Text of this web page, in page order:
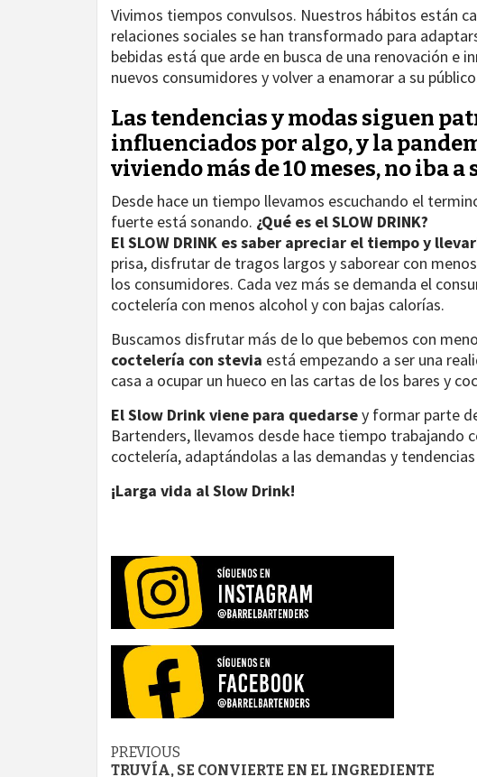
Vivimos tiempos convulsos. Nuestros hábitos están
relaciones sociales se han transformado para
bebidas está que arde en busca de una renovación e
nuevos consumidores y volver a enamorar a su
Las tendencias y modas siguen
influenciados por algo, y la
viviendo más de 10 meses, no iba a
Desde hace un tiempo llevamos escuchando el
fuerte está sonando. ¿Qué es el SLOW DRINK?
El SLOW DRINK es saber apreciar el tiempo y
prisa, disfrutar de tragos largos y saborear con
los consumidores. Cada vez más se demanda el
coctelería con menos alcohol y con bajas calorías.
Buscamos disfrutar más de lo que bebemos con
coctelería con stevia está empezando a ser una
casa a ocupar un hueco en las cartas de los bares y
El Slow Drink viene para quedarsey formar parte
Bartenders, llevamos desde hace tiempo trabajando
coctelería, adaptándolas a las demandas y
¡Larga vida al Slow Drink!
Post
PREVIOUS
TRUVÍA, SE CONVIERTE EN EL INGREDIENTE